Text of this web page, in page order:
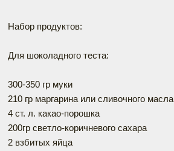
Набор продуктов:
Для шоколадного теста:
300-350 гр муки
210 гр маргарина или сливочного масла
4 ст. л. какао-порошка
200гр светло-коричневого сахара
2 взбитых яйца